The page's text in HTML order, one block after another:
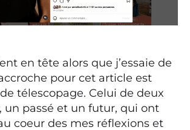
en tête alors que j’essaie de
pour cet article est
télescopage. Celui de deux
un passé et un futur, qui ont
coeur des mes réflexions et